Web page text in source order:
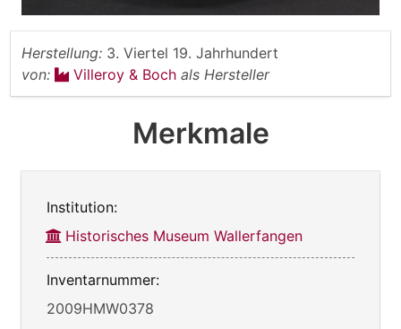
Herstellung: 3. Viertel 19. Jahrhundert
von:
Villeroy & Boch als Hersteller
Merkmale
Institution:
Historisches Museum Wallerfangen
Inventarnummer:
2009HMW0378